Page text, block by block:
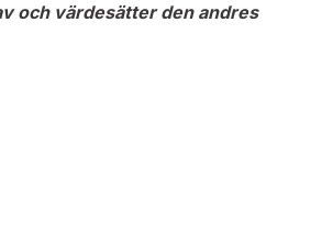
och värdesätter den andres